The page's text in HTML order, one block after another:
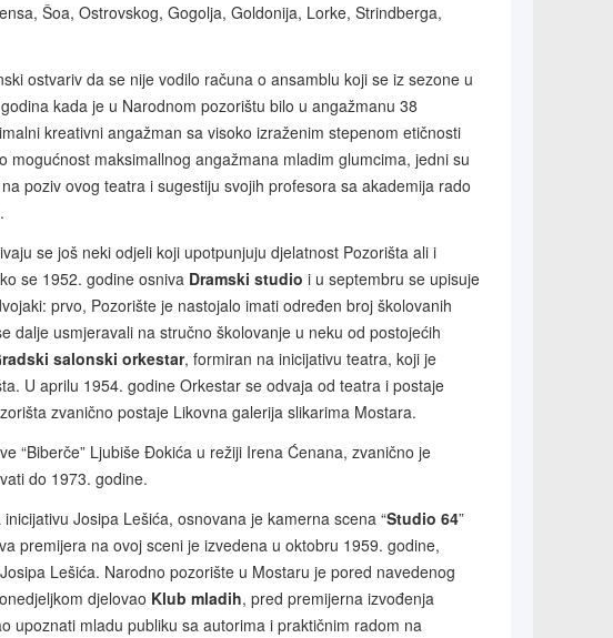
Šoa, Ostrovskog, Gogolja, Goldonija, Lorke, Strindberga,
ostvariv da se nije vodilo računa o ansamblu koji se iz sezone u
kada je u Narodnom pozorištu bilo u angažmanu 38
kreativni angažman sa visoko izraženim stepenom etičnosti
maksimallnog angažmana mladim glumcima, jedni su
poziv ovog teatra i sugestiju svojih profesora sa akademija rado
se još neki odjeli koji upotpunjuju djelatnost Pozorišta ali i
se 1952. godine osniva Dramski studio i u septembru se upisuje
prvo, Pozorište je nastojalo imati određen broj školovanih
dalje usmjeravali na stručno školovanje u neku od postojećih
salonski orkestar, formiran na inicijativu teatra, koji je
U aprilu 1954. godine Orkestar se odvaja od teatra i postaje
zvanično postaje Likovna galerija slikarima Mostara.
“Biberče” Ljubiše Đokića u režiji Irena Ćenana, zvanično je
do 1973. godine.
Josipa Lešića, osnovana je kamerna scena “Studio 64”
premijera na ovoj sceni je izvedena u oktobru 1959. godine,
Lešića. Narodno pozorište u Mostaru je pored navedenog
djelovao Klub mladih, pred premijerna izvođenja
upoznati mladu publiku sa autorima i praktičnim radom na